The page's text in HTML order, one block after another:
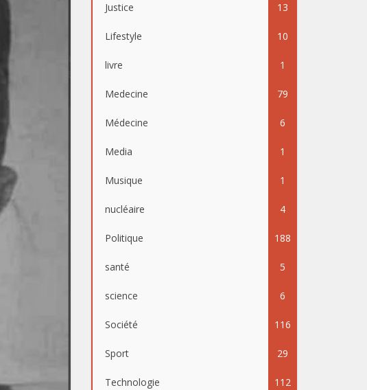
Justice 13
Lifestyle 10
livre 1
Medecine 79
Médecine 6
Media 1
Musique 1
nucléaire 4
Politique 188
santé 5
science 6
Société 116
Sport 29
Technologie 112